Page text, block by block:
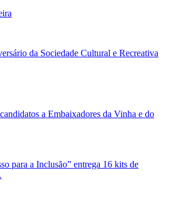
da Sociedade Cultural e Recreativa
a Embaixadores da Vinha e do
para a Inclusão” entrega 16 kits de